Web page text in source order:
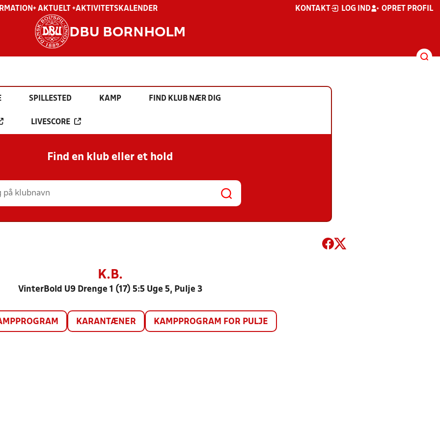
+ AKTUELT +AKTIVITETSKALENDER KONTAKT LOG IND OPRET PROFIL
DBU BORNHOLM
SPILLESTED KAMP FIND KLUB NÆR DIG
LIVESCORE
Find en klub eller et hold
K.B.
VinterBold U9 Drenge 1 (17) 5:5 Uge 5, Pulje 3
KARANTÆNER KAMPPROGRAM FOR PULJE